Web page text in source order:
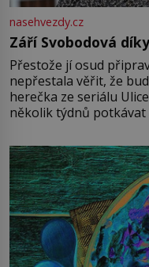
nasehvezdy.cz
Září Svobodová
Přestože jí osud
nepřestala věřit, že bude
herečka ze seriálu
několik týdnů potkávat